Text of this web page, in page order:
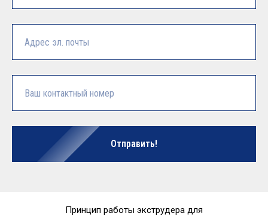
Отправить!
Принцип работы экструдера для